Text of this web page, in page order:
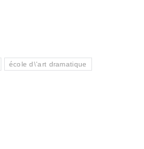
école d\'art dramatique